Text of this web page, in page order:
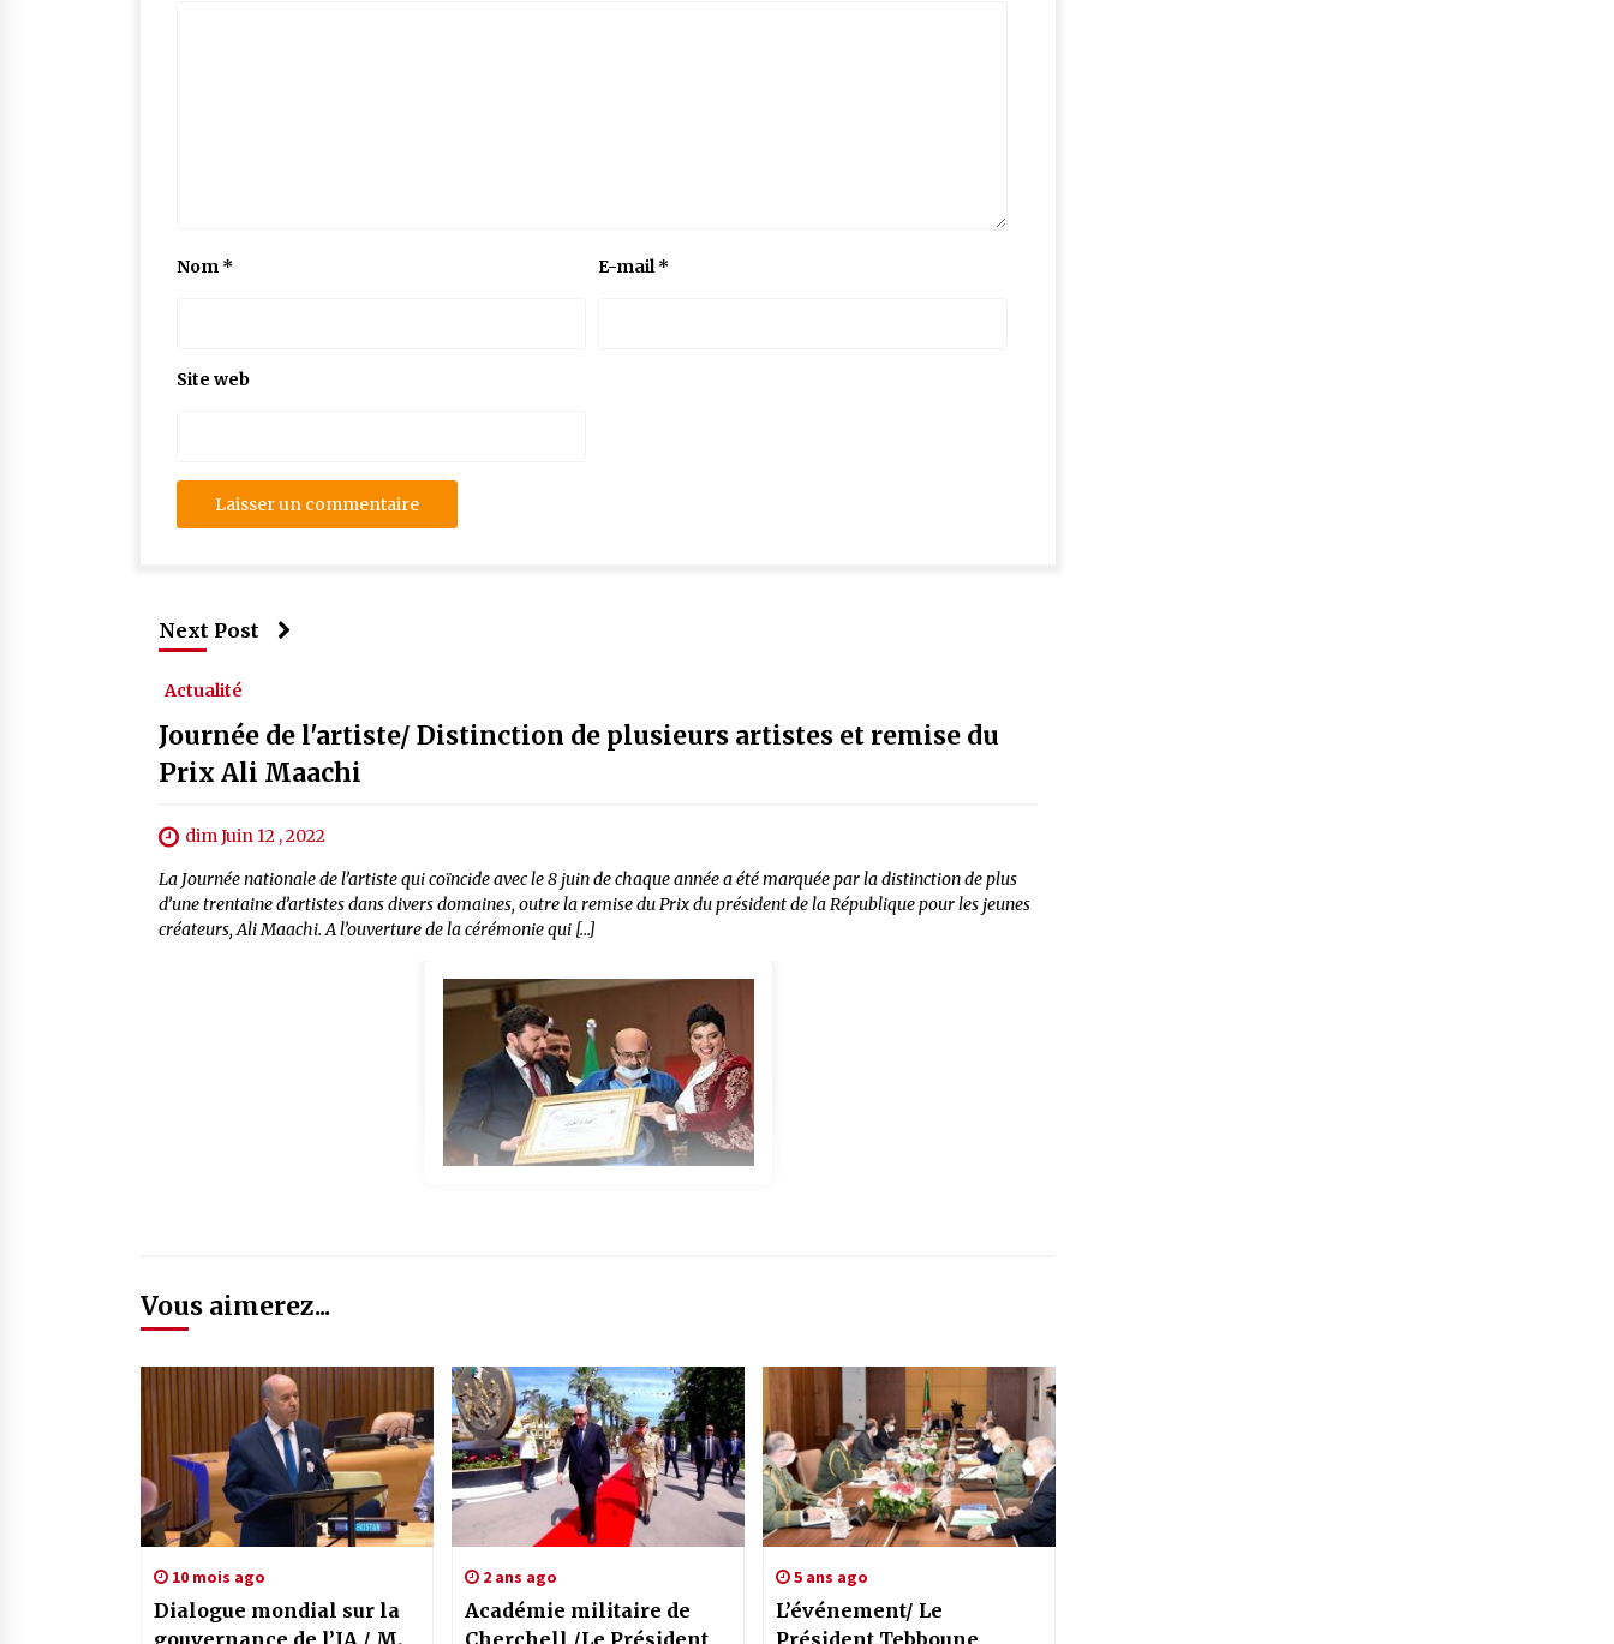
Nom * E-mail*
Site web
Next Post
Actualité
Journée de l'artiste/ Distinction de plusieurs artistes et remise du
Prix Ali Maachi
dim Juin 12 , 2022
La Journée nationale de l’artiste qui coïncide avec le 8 juin de chaque année a été marquée par la distinction de plus
d’une trentaine d’artistes dans divers domaines, outre la remise du Prix du président de la République pour les jeunes
créateurs, Ali Maachi. A l’ouverture de la cérémonie qui […]
Vous aimerez...
10 mois ago
Dialogue mondial sur la
2 ans ago
Académie militaire de
5 ans ago
L’événement/ Le